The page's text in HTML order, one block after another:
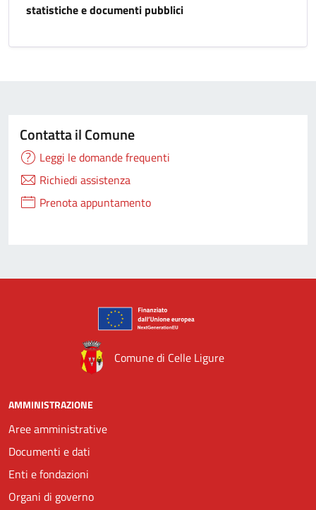
statistiche e documenti pubblici
Contatta il Comune
Leggi le domande frequenti
Richiedi assistenza
Prenota appuntamento
Comune di Celle Ligure
AMMINISTRAZIONE
Aree amministrative
Documenti e dati
Enti e fondazioni
Organi di governo